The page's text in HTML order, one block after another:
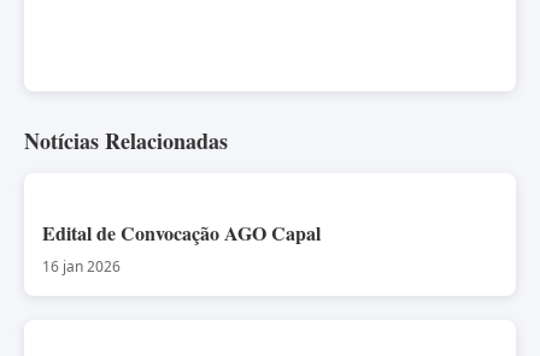
Notícias Relacionadas
Edital de Convocação AGO Capal
16 jan 2026